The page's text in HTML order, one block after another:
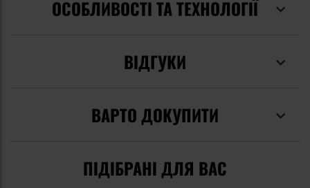
ОСОБЛИВОСТІ ТА ТЕХНОЛОГІЇ
ВІДГУКИ
ВАРТО ДОКУПИТИ
ПІДІБРАНІ ДЛЯ ВАС